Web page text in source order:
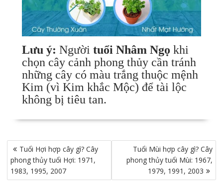
Lưu ý: Người tuổi Nhâm Ngọ khi
chọn cây cảnh phong thủy cần tránh
những cây có màu trắng thuộc mệnh
Kim (vì Kim khắc Mộc) để tài lộc
không bị tiêu tan.
Điều
hướng
bài
viết
Tuổi Hợi hợp cây gì? Cây
phong thủy tuổi Hợi: 1971,
1983, 1995, 2007
Tuổi Mùi hợp cây gì? Cây
phong thủy tuổi Mùi: 1967,
1979, 1991, 2003